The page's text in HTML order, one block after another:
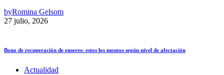
byRomina Gelsom
27 julio, 2026
Bono de recuperación de enseres: estos los montos según nivel de afectación
Actualidad